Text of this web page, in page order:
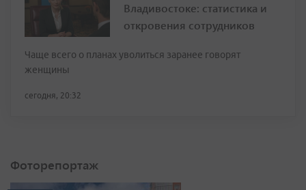
Владивостоке: статистика и
откровения сотрудников
Чаще всего о планах уволиться заранее говорят
женщины
сегодня, 20:32
Фоторепортаж